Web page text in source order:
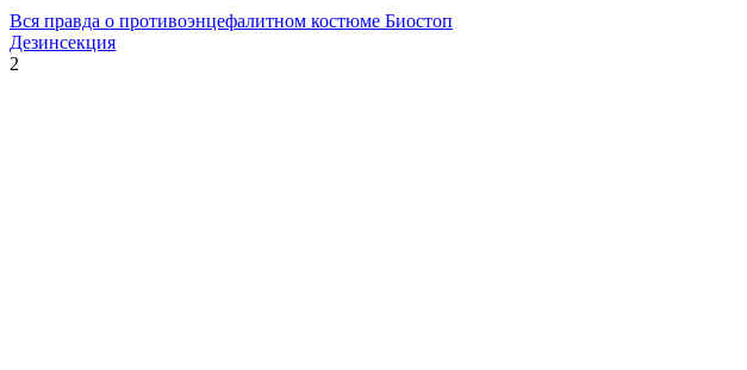
Вся правда о противоэнцефалитном костюме Биостоп
Дезинсекция
2